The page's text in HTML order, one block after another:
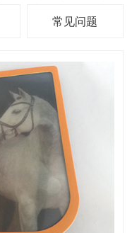
常见问题